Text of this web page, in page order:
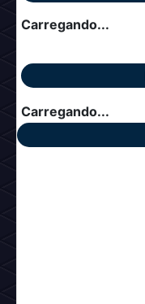
Carregando...
Carregando...